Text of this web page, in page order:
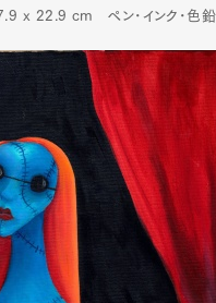
Pen Membership
x 22.9 cm ペン･インク･色